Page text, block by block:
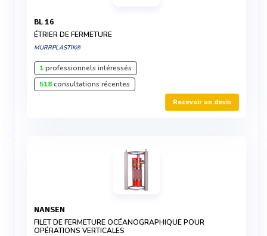
BL 16
ÉTRIER DE FERMETURE
MURRPLASTIK®
1professionnels intéressés
518consultations récentes
Recevoir un devis
NANSEN
FILET DE FERMETURE OCÉANOGRAPHIQUE POUR
OPÉRATIONS VERTICALES